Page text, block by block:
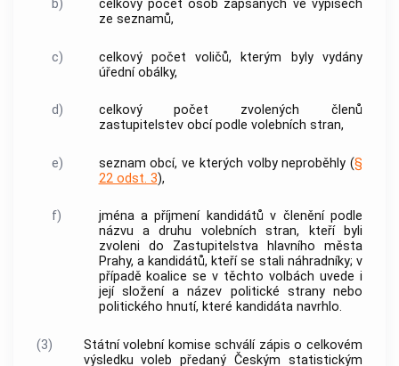
b)
celkový počet osob zapsaných ve výpisech
ze seznamů,
c)
celkový počet voličů, kterým byly vydány
úřední obálky,
d)
celkový počet zvolených členů
zastupitelstev obcípodle volebních stran,
e) seznamobcí, ve kterých volby neproběhly (§
22 odst. 3),
f)
jména a příjmení kandidátů v členění podle
názvu a druhu volebních stran, kteří byli
zvoleni do Zastupitelstva hlavního města
Prahy, a kandidátů, kteří se stali náhradníky; v
případě koalice se v těchto volbách uvede i
její složení a název politické strany nebo
politického hnutí, které kandidáta navrhlo.
(3)
Státní volební komise schválí zápis o celkovém
výsledku voleb předaný Českým statistickým